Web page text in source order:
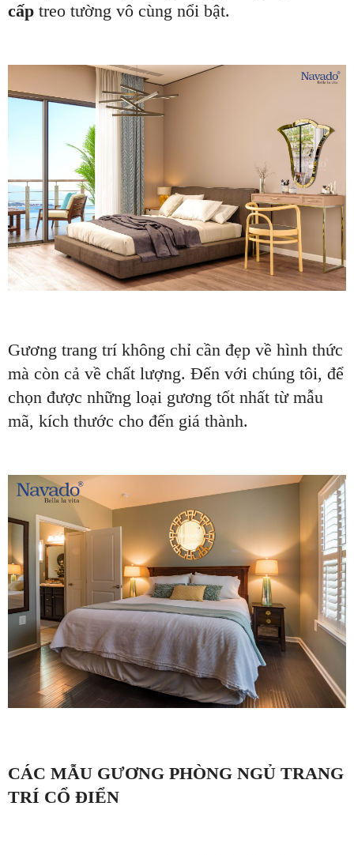
cấp treo tường vô cùng nổi bật.
Gương trang trí không chỉ cần đẹp về hình thức
mà còn cả về chất lượng. Đến với chúng tôi, để
chọn được những loại gương tốt nhất từ mẫu
mã, kích thước cho đến giá thành.
CÁC MẪU GƯƠNG PHÒNG NGỦ TRANG
TRÍ CỔ ĐIỂN